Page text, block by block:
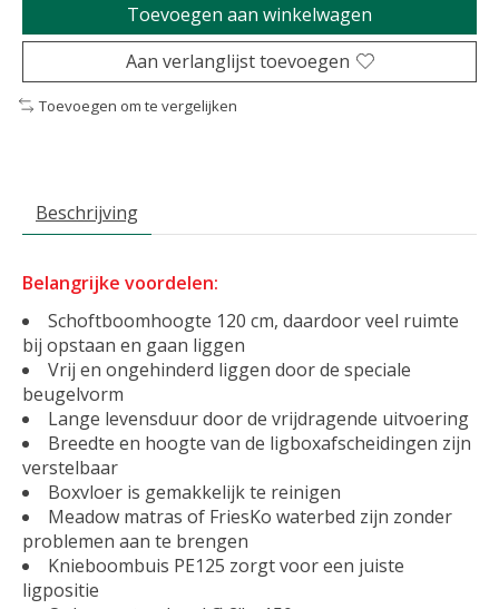
Toevoegen aan winkelwagen
Aan verlanglijst toevoegen
Toevoegen om te vergelijken
Beschrijving
Belangrijke voordelen:
Schoftboomhoogte 120 cm, daardoor veel ruimte
bij opstaan en gaan liggen
Vrij en ongehinderd liggen door de speciale
beugelvorm
Lange levensduur door de vrijdragende uitvoering
Breedte en hoogte van de ligboxafscheidingen zijn
verstelbaar
Boxvloer is gemakkelijk te reinigen
Meadow matras of FriesKo waterbed zijn zonder
problemen aan te brengen
Knieboombuis PE125 zorgt voor een juiste
ligpositie